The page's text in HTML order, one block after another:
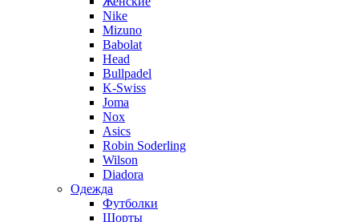
Nike
Mizuno
Babolat
Head
Bullpadel
K-Swiss
Joma
Nox
Asics
Robin Soderling
Wilson
Diadora
Одежда
Футболки
Шорты